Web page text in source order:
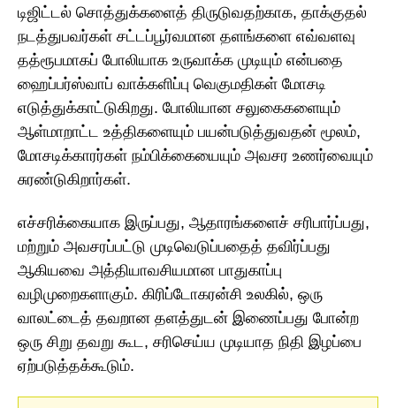
டிஜிட்டல் சொத்துக்களைத் திருடுவதற்காக, தாக்குதல்
நடத்துபவர்கள் சட்டப்பூர்வமான தளங்களை எவ்வளவு
தத்ரூபமாகப் போலியாக உருவாக்க முடியும் என்பதை
ஹைப்பர்ஸ்வாப் வாக்களிப்பு வெகுமதிகள் மோசடி
எடுத்துக்காட்டுகிறது. போலியான சலுகைகளையும்
ஆள்மாறாட்ட உத்திகளையும் பயன்படுத்துவதன் மூலம்,
மோசடிக்காரர்கள் நம்பிக்கையையும் அவசர உணர்வையும்
சுரண்டுகிறார்கள்.
எச்சரிக்கையாக இருப்பது, ஆதாரங்களைச் சரிபார்ப்பது,
மற்றும் அவசரப்பட்டு முடிவெடுப்பதைத் தவிர்ப்பது
ஆகியவை அத்தியாவசியமான பாதுகாப்பு
வழிமுறைகளாகும். கிரிப்டோகரன்சி உலகில், ஒரு
வாலட்டைத் தவறான தளத்துடன் இணைப்பது போன்ற
ஒரு சிறு தவறு கூட, சரிசெய்ய முடியாத நிதி இழப்பை
ஏற்படுத்தக்கூடும்.